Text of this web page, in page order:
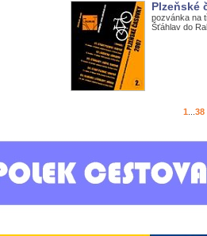
Plzeňské
pozvánka na
Šťáhlav do
1 38